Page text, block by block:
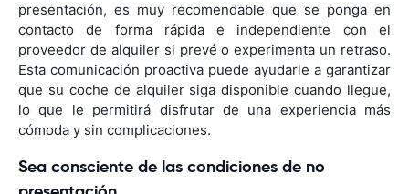
presentación, es muy recomendable que se ponga en
contacto de forma rápida e independiente con el
proveedor de alquiler si prevé o experimenta un retraso.
Esta comunicación proactiva puede ayudarle a garantizar
que su coche de alquiler siga disponible cuando llegue,
lo que le permitirá disfrutar de una experiencia más
cómoda y sin complicaciones.
Sea consciente de las condiciones de no